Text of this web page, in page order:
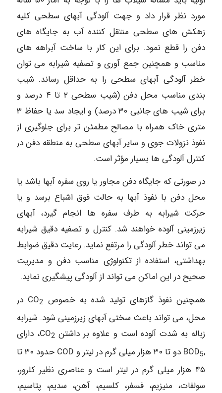
مورد نظر قرار داد و جهت آلودگی آبهای سطحی کلیه
زهکش های سطحی منتقل کننده آب به جایگاه های
دفن را قطع نمود. برای این کار با ساخت آبراهه های
مناسب و همچنین جمع آوری و تصفیه شیرابه می توان
خطر آلودگی آبهای سطحی را به حداقل رساند. شیب
بندی مناسب محل دفن (شیب سطحی ۲ تا ۴ درصد و
برای شیب های جانبی ۳۰ درصد) و ایجاد سد یا حفاظ ۳
متری خاک همراه با مصالح مطمئن تر برای جلوگیری از
نفوذ نزولات جوی و سایر آبهای سطحی به منطقه دفن در
کنترل آلودگی ها بسیار مؤثر است.
در صورتی که جایگاه دفن مجاور یا روی سفره آبها باشد یا
محل دفن با نفوذ آبها به حالت فوق اشباع برسد و یا
حرکت شیرابه به طرف سفره ها انجام گیرد، آبهای
زیرزمینی آلوده خواهند شد. کنترل و تصفیه دقیق شیرابه
می تواند خطر آلودگی را مرتفع نماید. رعایت دقیق ضوابط
بهداشتی، استفاده از تکنولوژی مناسب دفن و مدیریت
صحیح در این اماکن می تواند از آلودگی پیشگیری نماید.
همچنین نفوذ گازهای تولید شده به خصوص CO 2
در
محل، می تواند باعث سختی آبهای زیرزمینی شود. شیرابه
زباله به شدت آلوده است و علاوه بر داشتن CO 2
، دارای
,BOD
5
دو تا ۳۰ هزار میلی گرم در لیتر و COD حدود ۳۰ تا
۴۵ هزار میلی گرم در لیتر است و عناصری نظیر کلرور،
سولفات، منیزیم، فسفر، کلسیم، آهن، سدیم، پتاسیم،